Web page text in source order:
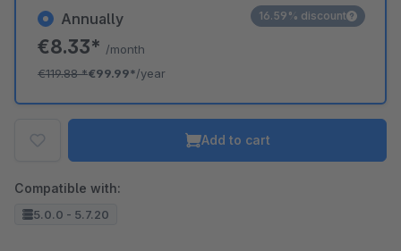
Annually
€8.33* /month
€119.88*€99.99*/year
16.59% discount
Add to cart
Compatible with:
5.0.0 - 5.7.20